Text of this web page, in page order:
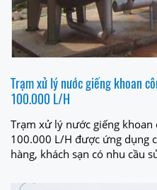
Trạm xử lý nước giếng khoan
100.000 L/H
Trạm xử lý nước giếng
100.000 L/H được ứng dụng
hàng, khách sạn có nhu cầu